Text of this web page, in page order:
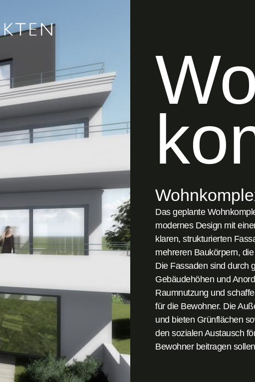
Das geplante
modernes Design mit
klaren, strukturierten
mehreren Baukörpern,
Die Fassaden sind durch
Gebäudehöhen und
Raumnutzung und
für die Bewohner. Die
und bieten Grünflächen
den sozialen Austausch
Bewohner beitragen